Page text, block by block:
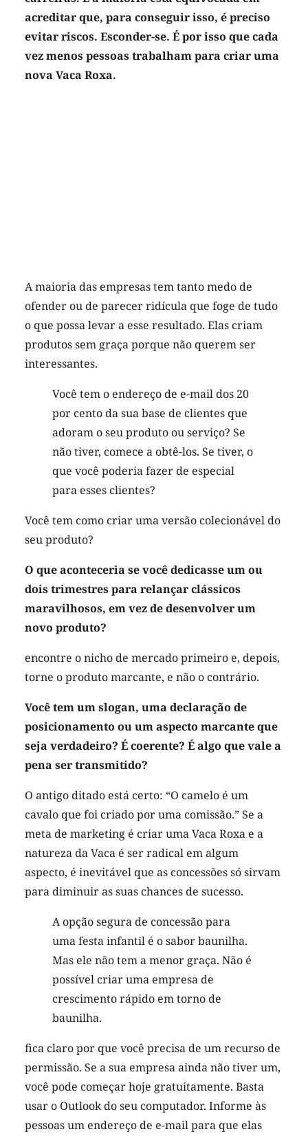
acreditar que, para conseguir isso, é preciso
evitar riscos. Esconder-se. É por isso que cada
vez menos pessoas trabalham para criar uma
nova Vaca Roxa.
A maioria das empresas tem tanto medo de
ofender ou de parecer ridícula que foge de tudo
o que possa levar a esse resultado. Elas criam
produtos sem graça porque não querem ser
interessantes.
Você tem o endereço de e-mail dos 20
por cento da sua base de clientes que
adoram o seu produto ou serviço? Se
não tiver, comece a obtê-los. Se tiver, o
que você poderia fazer de especial
para esses clientes?
Você tem como criar uma versão colecionável do
seu produto?
O que aconteceria se você dedicasse um ou
dois trimestres para relançar clássicos
maravilhosos, em vez de desenvolver um
novo produto?
encontre o nicho de mercado primeiro e, depois,
torne o produto marcante, e não o contrário.
Você tem um slogan, uma declaração de
posicionamento ou um aspecto marcante que
seja verdadeiro? É coerente? É algo que vale a
pena ser transmitido?
O antigo ditado está certo: “O camelo é um
cavalo que foi criado por uma comissão.” Se a
meta de marketing é criar uma Vaca Roxa e a
natureza da Vaca é ser radical em algum
aspecto, é inevitável que as concessões só sirvam
para diminuir as suas chances de sucesso.
A opção segura de concessão para
uma festa infantil é o sabor baunilha.
Mas ele não tem a menor graça. Não é
possível criar uma empresa de
crescimento rápido em torno de
baunilha.
fica claro por que você precisa de um recurso de
permissão. Se a sua empresa ainda não tiver um,
você pode começar hoje gratuitamente. Basta
usar o Outlook do seu computador. Informe às
pessoas um endereço de e-mail para que elas